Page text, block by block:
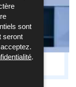
sont
seront